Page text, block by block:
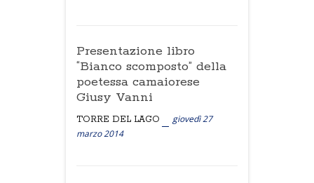
Presentazione libro
“Bianco scomposto” della
poetessa camaiorese
Giusy Vanni
TORRE DEL LAGO
giovedì 27
marzo 2014